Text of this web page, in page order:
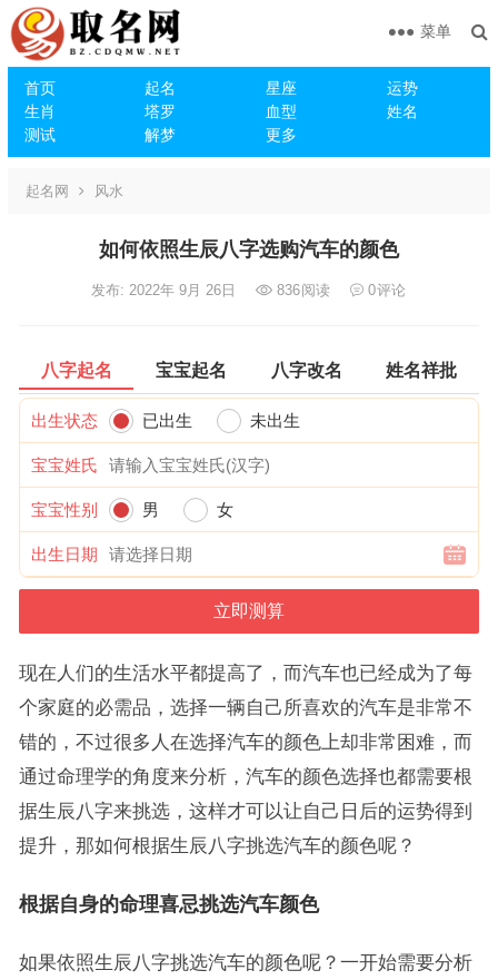
首页 起名 星座
运势
生肖
塔罗 血型
姓名
测试
解梦 更多
菜单
起名网 风水
如何依照生辰八字选购汽车的颜色
发布: 2022年 9月 26日 836阅读 0评论
八字起名 宝宝起名 八字改名 姓名祥批
出生状态 已出生 未出生
宝宝姓氏
宝宝性别 男 女
出生日期
现在人们的生活水平都提高了，而汽车也已经成为了每
个家庭的必需品，选择一辆自己所喜欢的汽车是非常不
错的，不过很多人在选择汽车的颜色上却非常困难，而
通过命理学的角度来分析，汽车的颜色选择也都需要根
据生辰八字来挑选，这样才可以让自己日后的运势得到
提升，那如何根据生辰八字挑选汽车的颜色呢？
根据自身的命理喜忌挑选汽车颜色
如果依照生辰八字挑选汽车的颜色呢？一开始需要分析